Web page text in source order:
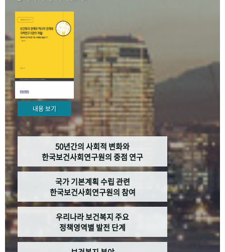
성과 50선 숫자로 보는 50년
세계와 함께 한 KIHASA
VR 역사관
내용 보기
50년간의 사회적 변화와
한국보건사회연구원의 중점 연구
국가 기본계획 수립 관련
한국보건사회연구원의 참여
우리나라 보건복지 주요
정책영역별 발전 단계